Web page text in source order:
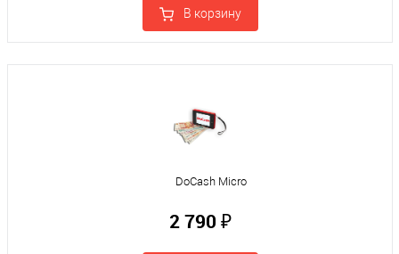
В корзину
DoCash Micro
2 790 ₽